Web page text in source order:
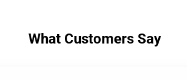
What Customers Say